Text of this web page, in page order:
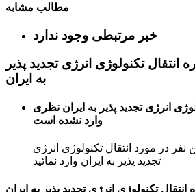
مطالب مشابه
خبر مرتبطی وجود ندارد
انتقال تکنولوژی انرژی تجدید پذیر
به ایران
انرژی تجدید پذیر به ایران نظری
وارد نشده است
نفر در مورد انتقال تکنولوژی انرژی
تجدید پذیر به ایران وارد نمائید
تکنولوژی انرژی تجدید پذیر به ایران